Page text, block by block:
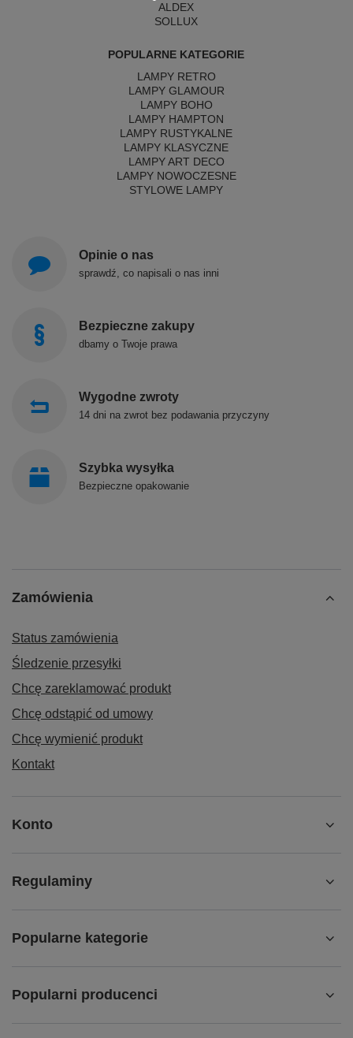
ALDEX
SOLLUX
POPULARNE KATEGORIE
LAMPY RETRO
LAMPY GLAMOUR
LAMPY BOHO
LAMPY HAMPTON
LAMPY RUSTYKALNE
LAMPY KLASYCZNE
LAMPY ART DECO
LAMPY NOWOCZESNE
STYLOWE LAMPY
Opinie o nas
sprawdź, co napisali o nas inni
Bezpieczne zakupy
dbamy o Twoje prawa
Wygodne zwroty
14 dni na zwrot bez podawania przyczyny
Szybka wysyłka
Bezpieczne opakowanie
Zamówienia
Status zamówienia
Śledzenie przesyłki
Chcę zareklamować produkt
Chcę odstąpić od umowy
Chcę wymienić produkt
Kontakt
Konto
Regulaminy
Popularne kategorie
Popularni producenci